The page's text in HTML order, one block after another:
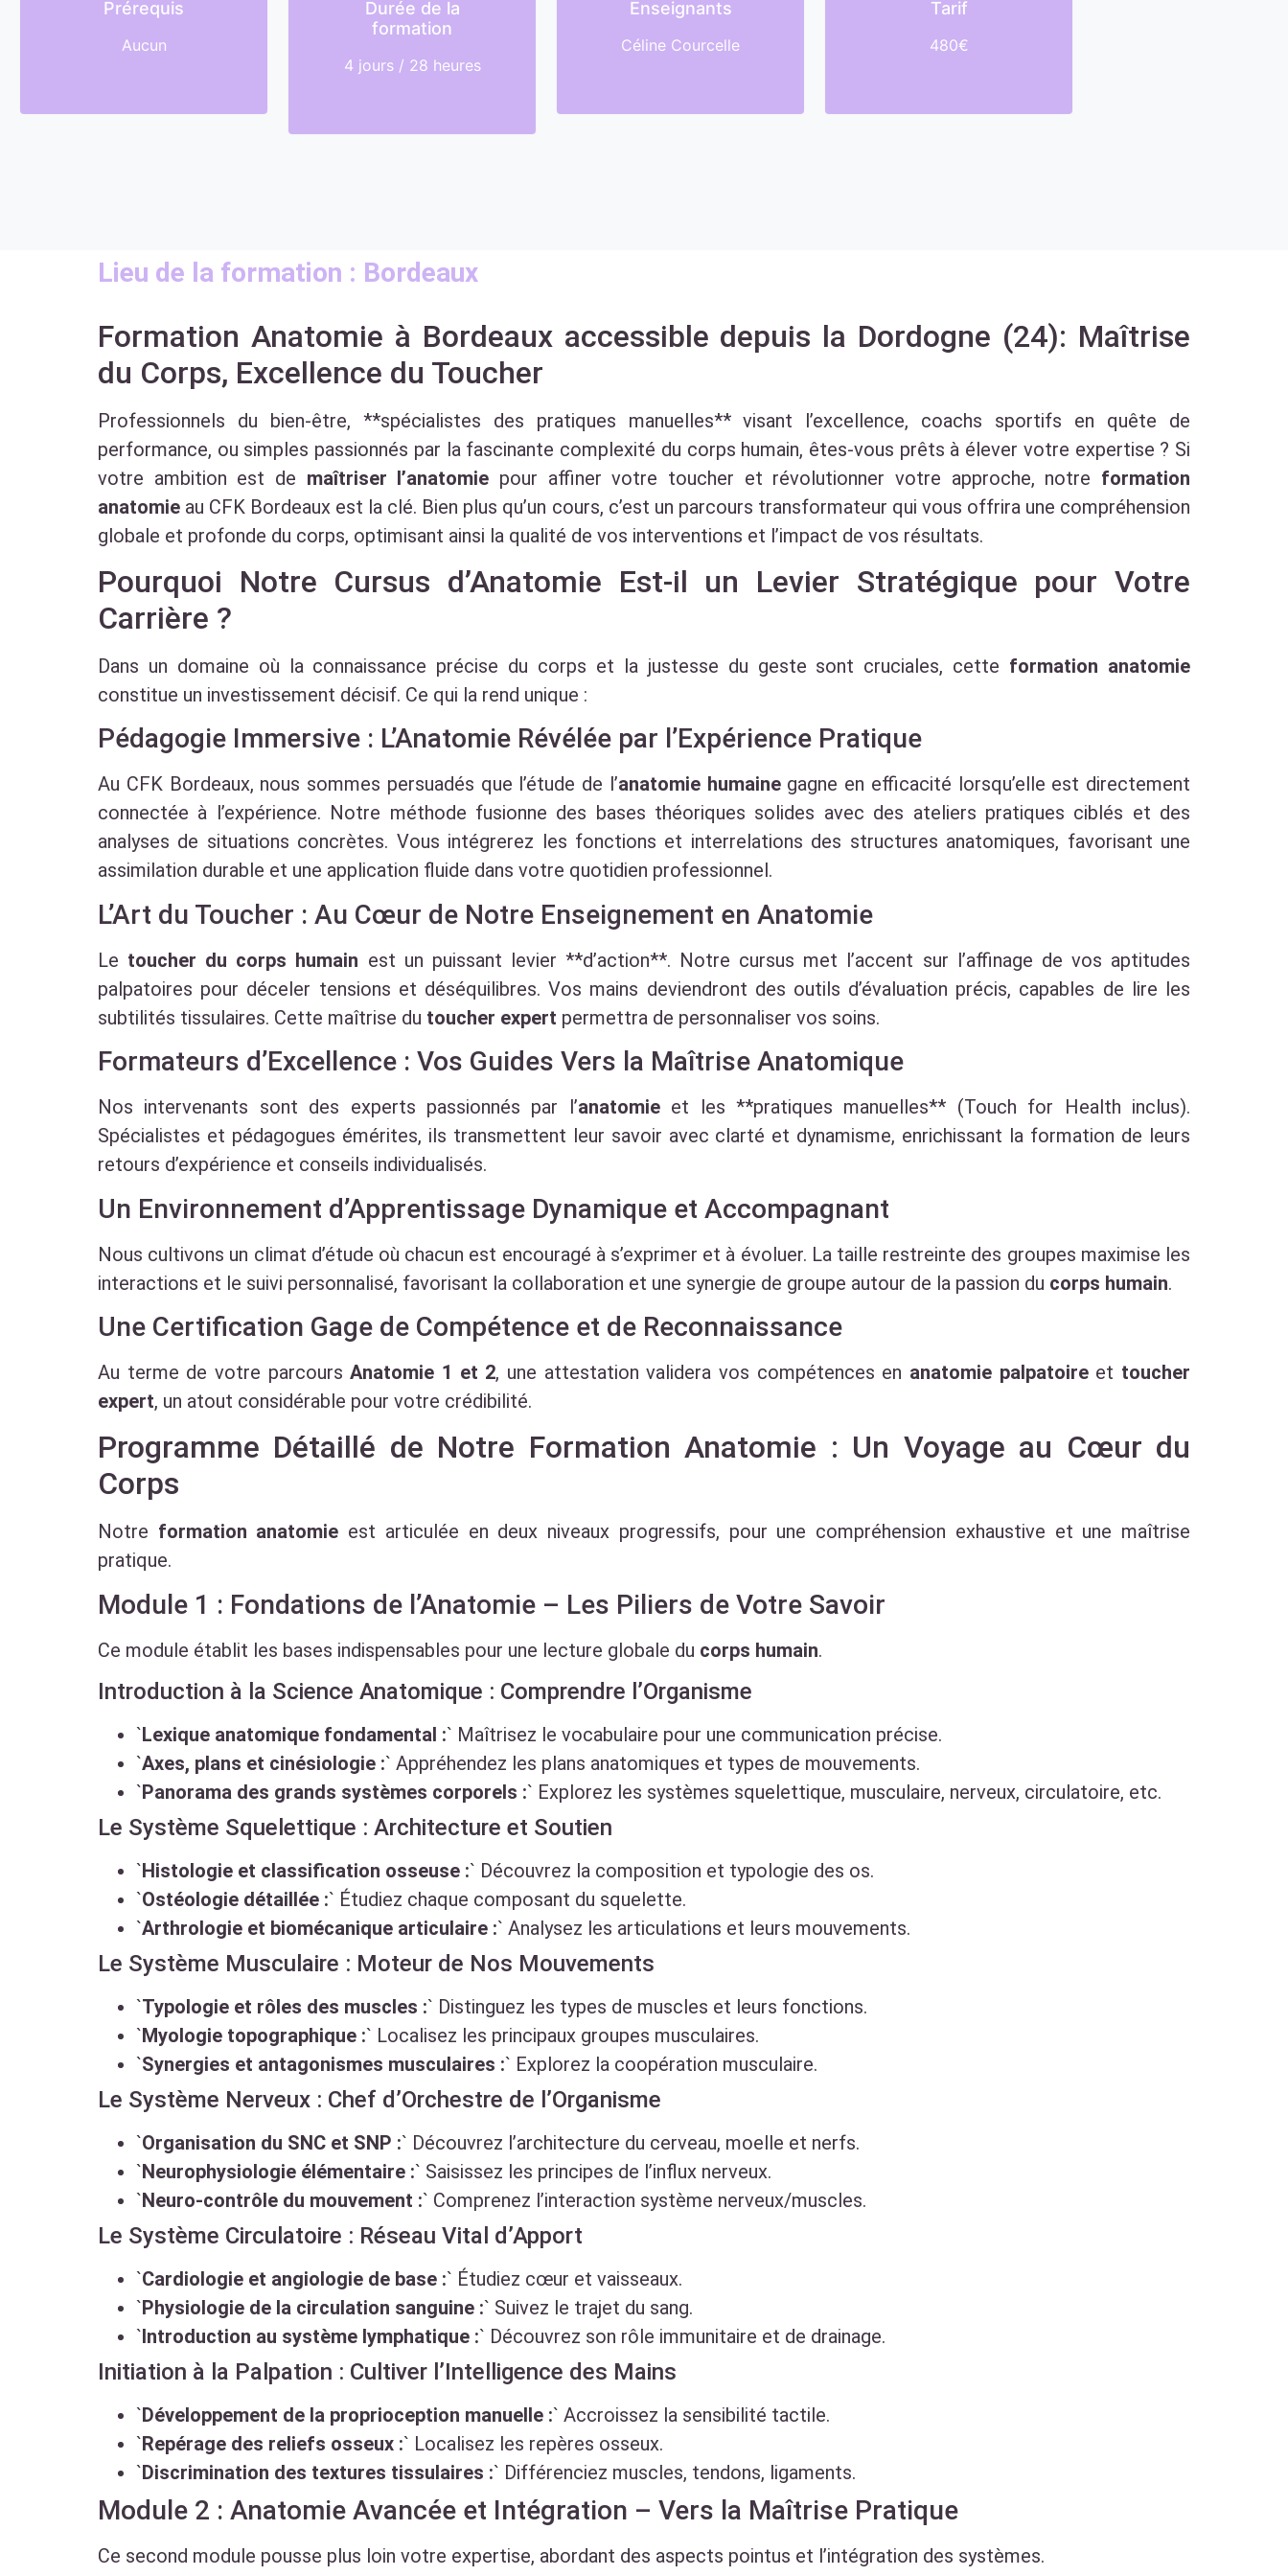
Prérequis
Aucun
Durée de la
formation
4 jours / 28 heures
Enseignants
Céline Courcelle
Tarif
480€
Lieu de la formation : Bordeaux
Formation Anatomie à Bordeaux accessible depuis la Dordogne (24): Maîtrise
du Corps, Excellence du Toucher
Professionnels du bien-être, **spécialistes des pratiques manuelles** visant l’excellence, coachs sportifs en quête de
performance, ou simples passionnés par la fascinante complexité du corps humain, êtes-vous prêts à élever votre expertise ? Si
votre ambition est de maîtriser l’anatomie pour affiner votre toucher et révolutionner votre approche, notre formation
anatomie au CFK Bordeaux est la clé. Bien plus qu’un cours, c’est un parcours transformateur qui vous offrira une compréhension
globale et profonde du corps, optimisant ainsi la qualité de vos interventions et l’impact de vos résultats.
Pourquoi Notre Cursus d’Anatomie Est-il un Levier Stratégique pour Votre
Carrière ?
Dans un domaine où la connaissance précise du corps et la justesse du geste sont cruciales, cette formation anatomie
constitue un investissement décisif. Ce qui la rend unique :
Pédagogie Immersive : L’Anatomie Révélée par l’Expérience Pratique
Au CFK Bordeaux, nous sommes persuadés que l’étude de l’anatomie humainegagne en efficacité lorsqu’elle est directement
connectée à l’expérience. Notre méthode fusionne des bases théoriques solides avec des ateliers pratiques ciblés et des
analyses de situations concrètes. Vous intégrerez les fonctions et interrelations des structures anatomiques, favorisant une
assimilation durable et une application fluide dans votre quotidien professionnel.
L’Art du Toucher : Au Cœur de Notre Enseignement en Anatomie
Le toucher du corps humain est un puissant levier **d’action**. Notre cursus met l’accent sur l’affinage de vos aptitudes
palpatoires pour déceler tensions et déséquilibres. Vos mains deviendront des outils d’évaluation précis, capables de lire les
subtilités tissulaires. Cette maîtrise du toucher expert permettra de personnaliser vos soins.
Formateurs d’Excellence : Vos Guides Vers la Maîtrise Anatomique
Nos intervenants sont des experts passionnés par l’anatomieet les **pratiques manuelles** (Touch for Health inclus).
Spécialistes et pédagogues émérites, ils transmettent leur savoir avec clarté et dynamisme, enrichissant la formation de leurs
retours d’expérience et conseils individualisés.
Un Environnement d’Apprentissage Dynamique et Accompagnant
Nous cultivons un climat d’étude où chacun est encouragé à s’exprimer et à évoluer. La taille restreinte des groupes maximise les
interactions et le suivi personnalisé, favorisant la collaboration et une synergie de groupe autour de la passion du corps humain.
Une Certification Gage de Compétence et de Reconnaissance
Au terme de votre parcoursAnatomie 1 et 2, une attestation validera vos compétences en anatomie palpatoireet toucher
expert, un atout considérable pour votre crédibilité.
Programme Détaillé de Notre Formation Anatomie : Un Voyage au Cœur du
Corps
Notre formation anatomie est articulée en deux niveaux progressifs, pour une compréhension exhaustive et une maîtrise
pratique.
Module 1 : Fondations de l’Anatomie – Les Piliers de Votre Savoir
Ce module établit les bases indispensables pour une lecture globale du corps humain.
Introduction à la Science Anatomique : Comprendre l’Organisme
`Lexique anatomique fondamental :` Maîtrisez le vocabulaire pour une communication précise.
`Axes, plans et cinésiologie :` Appréhendez les plans anatomiques et types de mouvements.
`Panorama des grands systèmes corporels :` Explorez les systèmes squelettique, musculaire, nerveux, circulatoire, etc.
Le Système Squelettique : Architecture et Soutien
`Histologie et classification osseuse :` Découvrez la composition et typologie des os.
`Ostéologie détaillée :` Étudiez chaque composant du squelette.
`Arthrologie et biomécanique articulaire :` Analysez les articulations et leurs mouvements.
Le Système Musculaire : Moteur de Nos Mouvements
`Typologie et rôles des muscles :` Distinguez les types de muscles et leurs fonctions.
`Myologie topographique :` Localisez les principaux groupes musculaires.
`Synergies et antagonismes musculaires :` Explorez la coopération musculaire.
Le Système Nerveux : Chef d’Orchestre de l’Organisme
`Organisation du SNC et SNP :` Découvrez l’architecture du cerveau, moelle et nerfs.
`Neurophysiologie élémentaire :` Saisissez les principes de l’influx nerveux.
`Neuro-contrôle du mouvement :` Comprenez l’interaction système nerveux/muscles.
Le Système Circulatoire : Réseau Vital d’Apport
`Cardiologie et angiologie de base :` Étudiez cœur et vaisseaux.
`Physiologie de la circulation sanguine :` Suivez le trajet du sang.
`Introduction au système lymphatique :` Découvrez son rôle immunitaire et de drainage.
Initiation à la Palpation : Cultiver l’Intelligence des Mains
`Développement de la proprioception manuelle :` Accroissez la sensibilité tactile.
`Repérage des reliefs osseux :` Localisez les repères osseux.
`Discrimination des textures tissulaires :` Différenciez muscles, tendons, ligaments.
Module 2 : Anatomie Avancée et Intégration – Vers la Maîtrise Pratique
Ce second module pousse plus loin votre expertise, abordant des aspects pointus et l’intégration des systèmes.